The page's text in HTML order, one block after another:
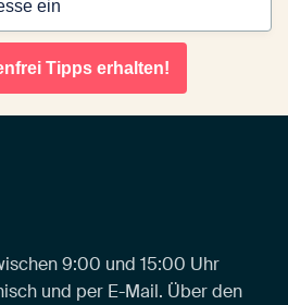
Tipps erhalten!
9:00 und 15:00 Uhr
und per E-Mail. Über den